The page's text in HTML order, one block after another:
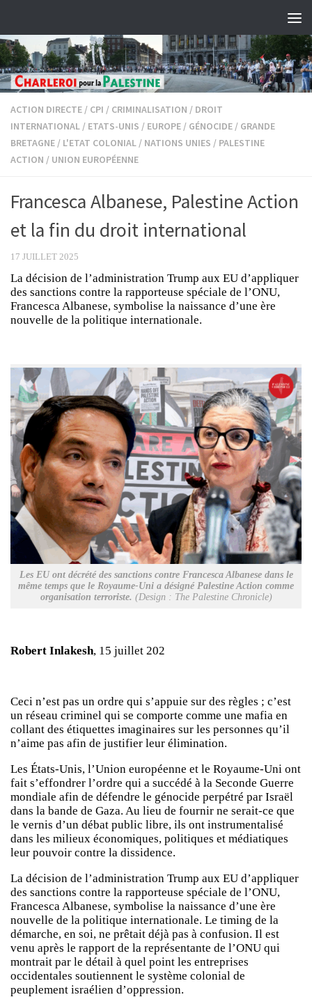
ACTION DIRECTE / CPI / CRIMINALISATION / DROIT
INTERNATIONAL / ETATS-UNIS / EUROPE / GÉNOCIDE / GRANDE
BRETAGNE / L'ETAT COLONIAL / NATIONS UNIES / PALESTINE
ACTION / UNION EUROPÉENNE
Francesca Albanese, Palestine Action
et la fin du droit international
17 JUILLET 2025
La décision de l’administration Trump aux EU d’appliquer
des sanctions contre la rapporteuse spéciale de l’ONU,
Francesca Albanese, symbolise la naissance d’une ère
nouvelle de la politique internationale.
Les EU ont décrété des sanctions contre Francesca Albanese dans le
même temps que le Royaume-Uni a désigné Palestine Action comme
organisation terroriste. (Design : The Palestine Chronicle)
Robert Inlakesh, 15 juillet 202
Ceci n’est pas un ordre qui s’appuie sur des règles ; c’est
un réseau criminel qui se comporte comme une mafia en
collant des étiquettes imaginaires sur les personnes qu’il
n’aime pas afin de justifier leur élimination.
Les États-Unis, l’Union européenne et le Royaume-Uni ont
fait s’effondrer l’ordre qui a succédé à la Seconde Guerre
mondiale afin de défendre le génocide perpétré par Israël
dans la bande de Gaza. Au lieu de fournir ne serait-ce que
le vernis d’un débat public libre, ils ont instrumentalisé
dans les milieux économiques, politiques et médiatiques
leur pouvoir contre la dissidence.
La décision de l’administration Trump aux EU d’appliquer
des sanctions contre la rapporteuse spéciale de l’ONU,
Francesca Albanese, symbolise la naissance d’une ère
nouvelle de la politique internationale. Le timing de la
démarche, en soi, ne prêtait déjà pas à confusion. Il est
venu après le rapport de la représentante de l’ONU qui
montrait par le détail à quel point les entreprises
occidentales soutiennent le système colonial de
peuplement israélien d’oppression.